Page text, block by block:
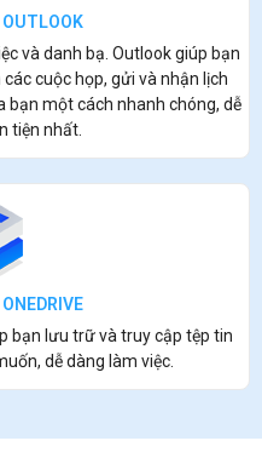
và danh bạ. Outlook giúp bạn
cuộc họp, gửi và nhận lịch
bạn một cách nhanh chóng, dễ
tiện nhất.
bạn lưu trữ và truy cập tệp tin
dễ dàng làm việc.